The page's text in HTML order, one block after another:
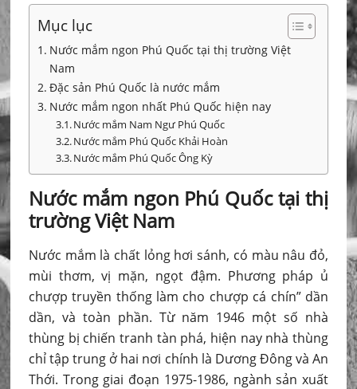
Mục lục
Nước mắm ngon Phú Quốc tại thị trường Việt
Nam
Đặc sản Phú Quốc là nước mắm
Nước mắm ngon nhất Phú Quốc hiện nay
Nước mắm Nam Ngư Phú Quốc
Nước mắm Phú Quốc Khải Hoàn
Nước mắm Phú Quốc Ông Kỳ
Nước mắm ngon Phú Quốc tại thị
trường Việt Nam
Nước mắm là chất lỏng hơi sánh, có màu nâu đỏ,
mùi thơm, vị mặn, ngọt đậm. Phương pháp ủ
chượp truyền thống làm cho chượp cá chín” dần
dần, và toàn phần. Từ năm 1946 một số nhà
thùng bị chiến tranh tàn phá, hiện nay nhà thùng
chỉ tập trung ở hai nơi chính là Dương Đông và An
Thới. Trong giai đoạn 1975-1986, ngành sản xuất